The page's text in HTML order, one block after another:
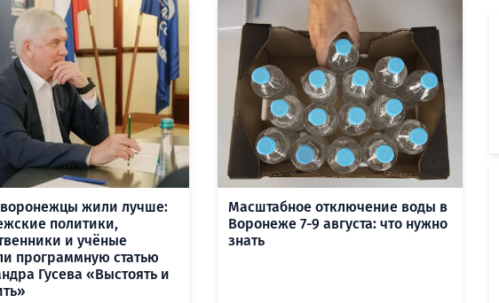
жили лучше:
политики,
и учёные
программную статью
Гусева «Выстоять и
Масштабное отключение воды в
Воронеже 7-9 августа: что нужно
знать